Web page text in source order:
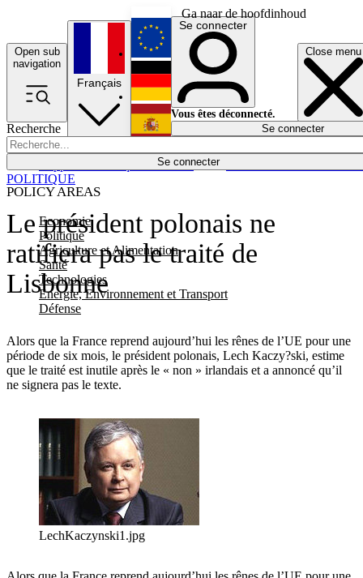
Ga naar de hoofdinhoud
Open sub
navigation
Close menu
Recherche
Se connecter
POLICY AREAS
Economie
Politique
Agriculture et Alimentation
Santé
Technologies
Energie, Environnement et Transport
Défense
Économie
Français
English
Deutsch
Español
Se connecter
Vous êtes déconnecté.
Se connecter
Le président polonais ne
ratifiera pas le traité de
Lisbonne
Alors que la France reprend aujourd’hui les rênes de l’UE pour une
période de six mois, le président polonais, Lech Kaczy?ski, estime
que le traité est inutile après le « non » irlandais et a annoncé qu’il
ne signera pas le texte.
POLITIQUE
LechKaczynski1.jpg